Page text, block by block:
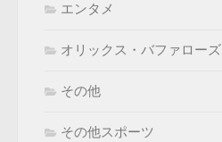
エンタメ
オリックス・バファローズ
その他
その他スポーツ